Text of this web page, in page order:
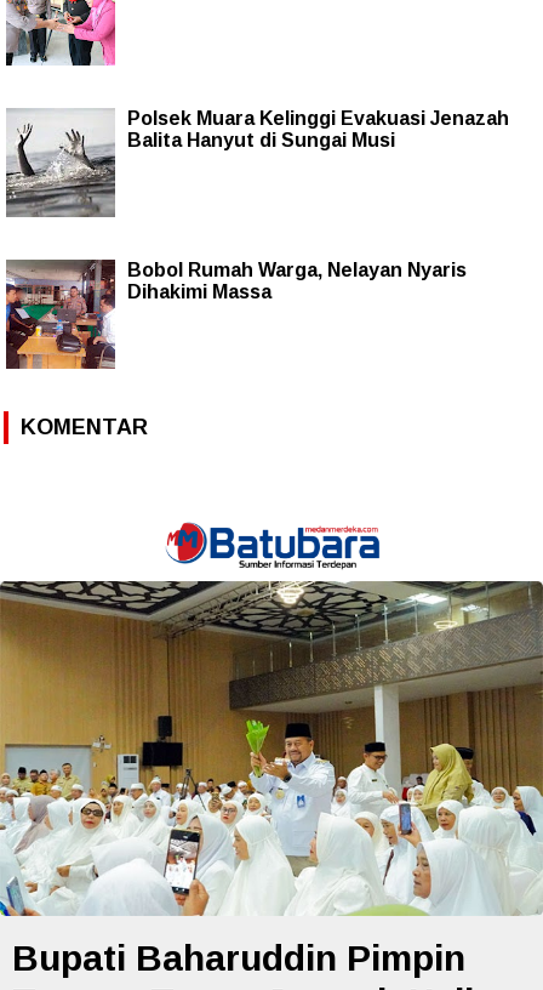
Polsek Muara Kelinggi Evakuasi Jenazah
Balita Hanyut di Sungai Musi
Bobol Rumah Warga, Nelayan Nyaris
Dihakimi Massa
KOMENTAR
Bupati Baharuddin Pimpin